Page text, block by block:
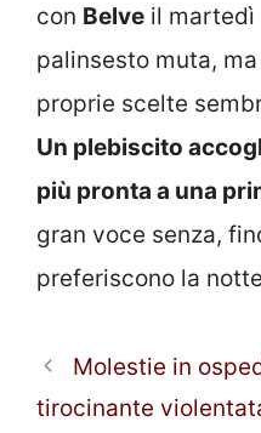
con Belve il martedì
palinsesto muta,
proprie scelte
Un plebiscito
più pronta a una
gran voce senza,
preferiscono la
Molestie in
tirocinante